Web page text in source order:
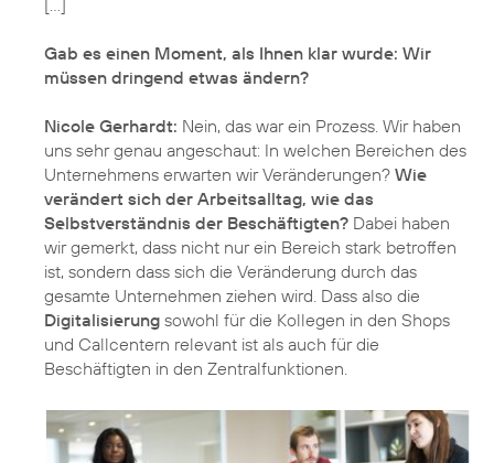
[…]
Gab es einen Moment, als Ihnen klar wurde: Wir
müssen dringend etwas ändern?
Nicole Gerhardt: Nein, das war ein Prozess. Wir haben
uns sehr genau angeschaut: In welchen Bereichen des
Unternehmens erwarten wir Veränderungen? Wie
verändert sich der Arbeitsalltag, wie das
Selbstverständnis der Beschäftigten? Dabei haben
wir gemerkt, dass nicht nur ein Bereich stark betroffen
ist, sondern dass sich die Veränderung durch das
gesamte Unternehmen ziehen wird. Dass also die
Digitalisierung sowohl für die Kollegen in den Shops
und Callcentern relevant ist als auch für die
Beschäftigten in den Zentralfunktionen.